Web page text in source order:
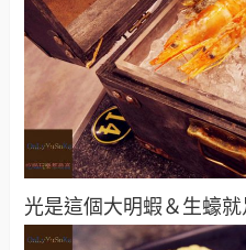
光是這個大明蝦＆生蠔就